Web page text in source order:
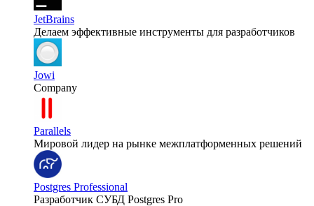
JetBrains
Делаем эффективные инструменты для разработчиков
Jowi
Company
Parallels
Мировой лидер на рынке межплатформенных решений
Postgres Professional
Разработчик СУБД Postgres Pro